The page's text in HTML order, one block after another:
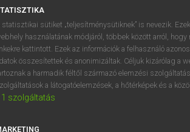
egyetemes
VAN ELŐFIZETÉSED?
megtekintéséhez.
statisztikai sütiket „teljesítménysütiknek” is nevezik.
használatának módjáról, többek között arról,
kattintott. Ezek az információk a felhasználó
összesítettek és anonimizáltak. Céljuk kizárólag a
a harmadik féltől származó elemzési
a látogatóelemzések, a hőtérképek és a
1 szolgáltatás
q w e r t z
a s d f g h j
í y x c v b n